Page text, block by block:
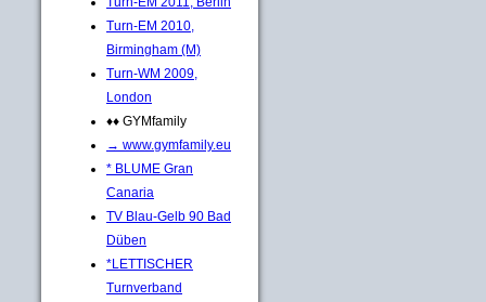
Turn-EM 2010,
Birmingham (M)
Turn-WM 2009,
London
♦♦ GYMfamily
→ www.gymfamily.eu
* BLUME Gran
Canaria
TV Blau-Gelb 90 Bad
Düben
*LETTISCHER
Turnverband